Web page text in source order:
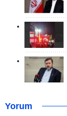
Yorum